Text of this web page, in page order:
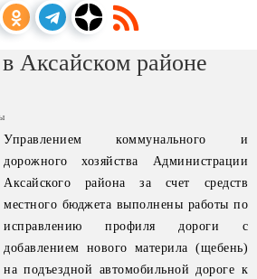
Аксайском районе
Управлением коммунального и
дорожного хозяйства Администрации
Аксайского района за счет средств
местного бюджета выполнены работы по
исправлению профиля дороги с
добавлением нового материла (щебень)
на подъездной автомобильной дороге к